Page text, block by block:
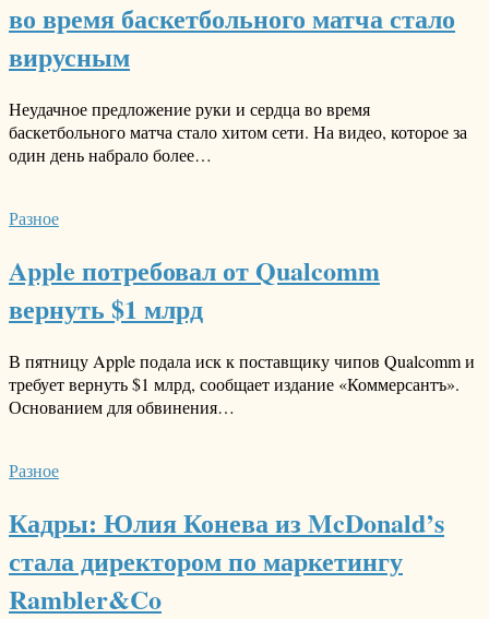
во время баскетбольного матча стало
вирусным
Неудачное предложение руки и сердца во время
баскетбольного матча стало хитом сети. На видео, которое за
один день набрало более…
Разное
Apple потребовал от Qualcomm
вернуть $1 млрд
В пятницу Apple подала иск к поставщику чипов Qualcomm и
требует вернуть $1 млрд, сообщает издание «Коммерсантъ».
Основанием для обвинения…
Разное
Кадры: Юлия Конева из McDonald’s
стала директором по маркетингу
Rambler&Co